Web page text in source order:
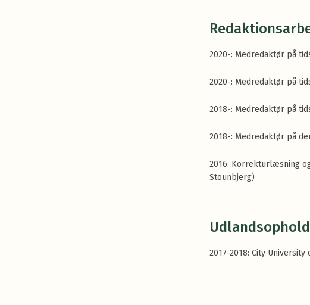
2020-: Medredaktør på
2020-: Medredaktør på
2018-: Medredaktør på
2018-: Medredaktør på
2016: Korrekturlæsning
Stounbjerg)
Udlandsophold
2017-2018: City